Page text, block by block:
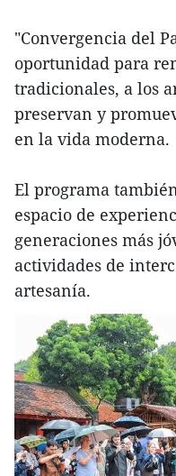
"Convergencia del
oportunidad para
tradicionales, a los
preservan y
en la vida moderna.
El programa
espacio de
generaciones más
actividades de
artesanía.